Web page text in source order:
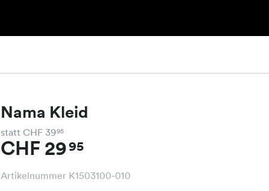
Nama Kleid
statt CHF 3995
CHF 2995
Artikelnummer K1503100-010